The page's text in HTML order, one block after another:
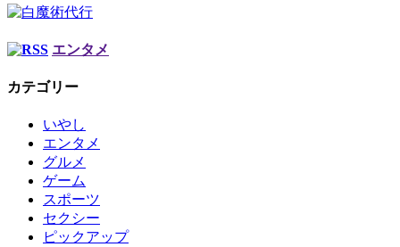
エンタメ
カテゴリー
いやし
エンタメ
グルメ
ゲーム
スポーツ
セクシー
ピックアップ